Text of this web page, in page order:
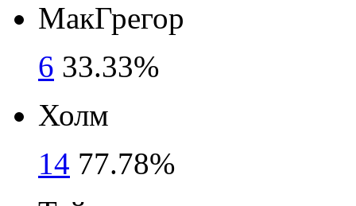
МакГрегор
6 33.33%
Холм
14 77.78%